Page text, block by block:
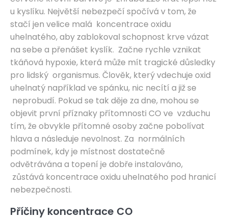
u kyslíku. Největší nebezpečí spočívá v tom, že
stačí jen velice malá koncentrace oxidu
uhelnatého, aby zablokoval schopnost krve vázat
na sebe a přenášet kyslík. Začne rychle vznikat
tkáňová hypoxie, která může mít tragické důsledky
pro lidský organismus. Člověk, který vdechuje oxid
uhelnatý například ve spánku, nic necítí a již se
neprobudí. Pokud se tak děje za dne, mohou se
objevit první příznaky přítomnosti CO ve vzduchu
tím, že obvykle přítomné osoby začne pobolívat
hlava a následuje nevolnost. Za normálních
podmínek, kdy je místnost dostatečně
odvětrávána a topení je dobře instalováno,
zůstává koncentrace oxidu uhelnatého pod hranicí
nebezpečnosti.
Příčiny koncentrace CO